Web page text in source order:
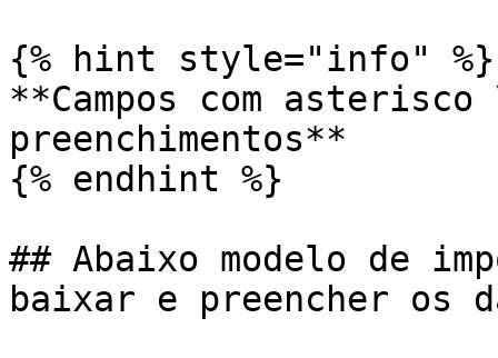
{% hint style="info" %}
**Campos com
preenchimentos**
{% endhint %}
## Abaixo modelo de
baixar e preencher os